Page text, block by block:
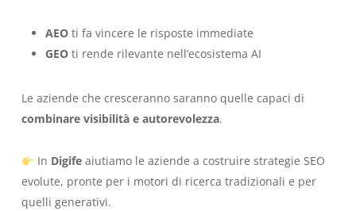
AEOti fa vincere le risposte immediate
GEOti rende rilevante nell’ecosistema AI
Le aziende che cresceranno saranno quelle capaci di
combinare visibilità e autorevolezza.
In Digifeaiutiamo le aziende a costruire strategie SEO
evolute, pronte per i motori di ricerca tradizionali e per
quelli generativi.